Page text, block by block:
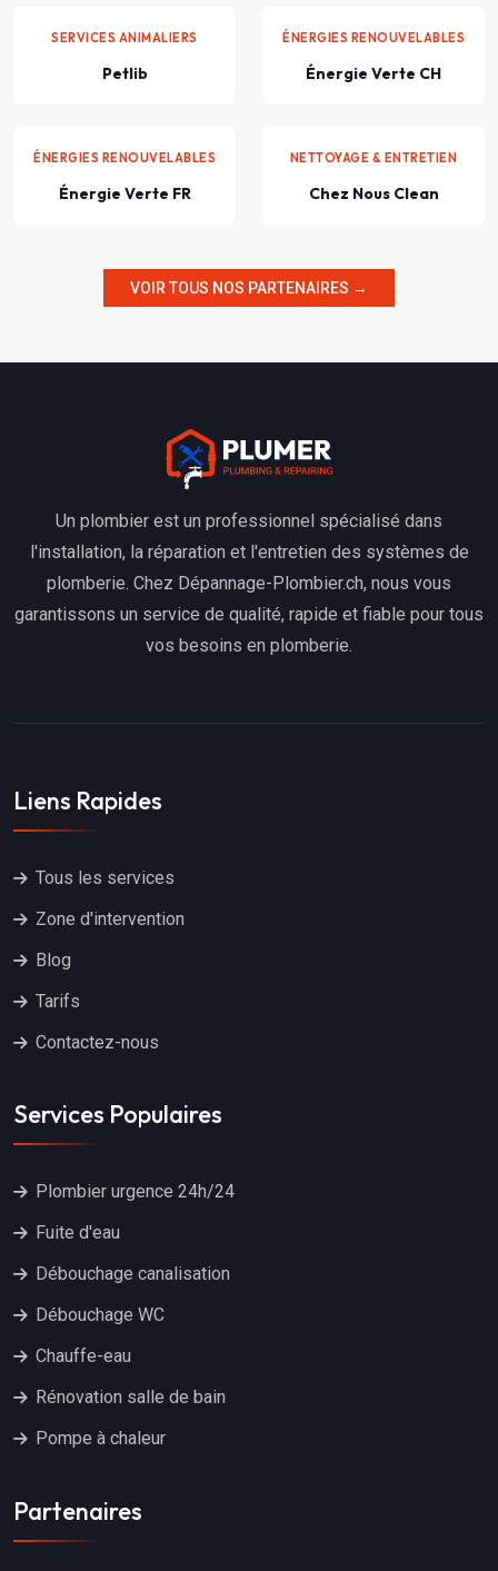
SERVICES ANIMALIERS
Petlib
ÉNERGIES RENOUVELABLES
Énergie Verte CH
ÉNERGIES RENOUVELABLES
Énergie Verte FR
NETTOYAGE & ENTRETIEN
Chez Nous Clean
VOIR TOUS NOS PARTENAIRES →
Un plombier est un professionnel spécialisé dans
l'installation, la réparation et l'entretien des systèmes de
plomberie. Chez Dépannage-Plombier.ch, nous vous
garantissons un service de qualité, rapide et fiable pour tous
vos besoins en plomberie.
Liens Rapides
Tous les services
Zone d'intervention
Blog
Tarifs
Contactez-nous
Services Populaires
Plombier urgence 24h/24
Fuite d'eau
Débouchage canalisation
Débouchage WC
Chauffe-eau
Rénovation salle de bain
Pompe à chaleur
Partenaires